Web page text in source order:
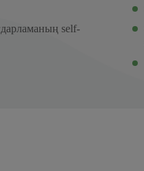
self-